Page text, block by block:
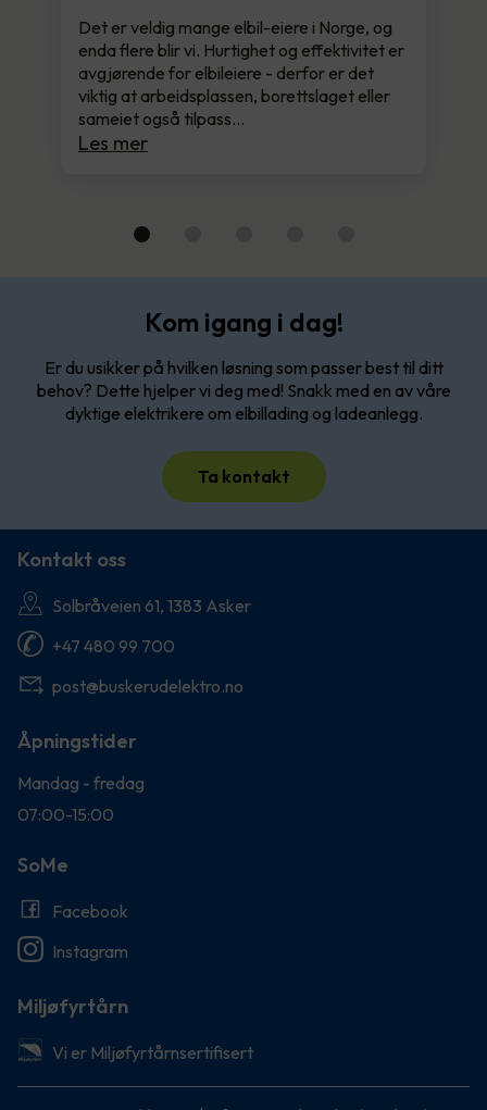
Det er veldig mange elbil-eiere i Norge, og
enda flere blir vi. Hurtighet og effektivitet er
avgjørende for elbileiere - derfor er det
viktig at arbeidsplassen, borettslaget eller
sameiet også tilpass…
Les mer
Kom igang i dag!
Er du usikker på hvilken løsning som passer best til ditt
behov? Dette hjelper vi deg med! Snakk med en av våre
dyktige elektrikere om elbillading og ladeanlegg.
Ta kontakt
Kontakt oss
Solbråveien 61, 1383 Asker
+47 480 99 700
post@buskerudelektro.no
Åpningstider
Mandag - fredag
07:00-15:00
SoMe
Facebook
Instagram
Miljøfyrtårn
Vi er Miljøfyrtårnsertifisert